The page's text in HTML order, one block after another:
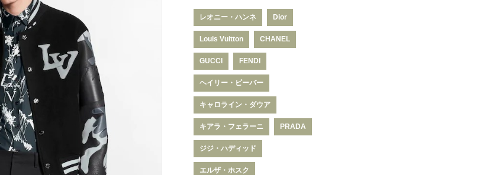
レオニー・ハンネ Dior
Louis Vuitton CHANEL
GUCCI FENDI
ヘイリー・ビーバー
キャロライン・ダウア
キアラ・フェラーニ PRADA
ジジ・ハディッド
エルザ・ホスク